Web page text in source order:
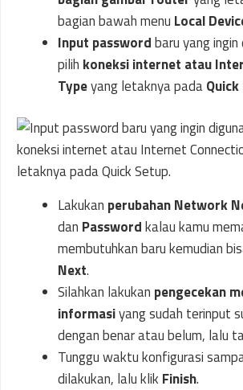
bagian bawah menu Local
Input passwordbaru yang
pilih koneksi internet atau
Typeyang letaknya pada
Lakukan perubahan Network
dan Passwordkalau kamu
membutuhkan baru kemudian
Next.
Silahkan lakukan pengecekan
informasiyang sudah terinput
dengan benar atau belum, lalu
Tunggu waktu konfigurasi
dilakukan, lalu klik Finish.